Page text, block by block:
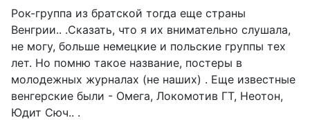
Рок-группа из братской тогда еще страны
Венгрии.. .Сказать, что я их внимательно слушала,
не могу, больше немецкие и польские группы тех
лет. Но помню такое название, постеры в
молодежных журналах (не наших) . Еще известные
венгерские были - Омега, Локомотив ГТ, Неотон,
Юдит Сюч.. .